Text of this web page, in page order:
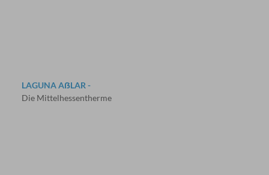
LAGUNA AẞLAR -
Die Mittelhessentherme